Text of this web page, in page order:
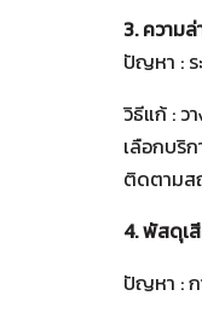
3. ความ
ปัญหา : ร
วิธีแก้ : ว
เลือกบริ
ติดตามส
4. พัสดุเ
ปัญหา : ก